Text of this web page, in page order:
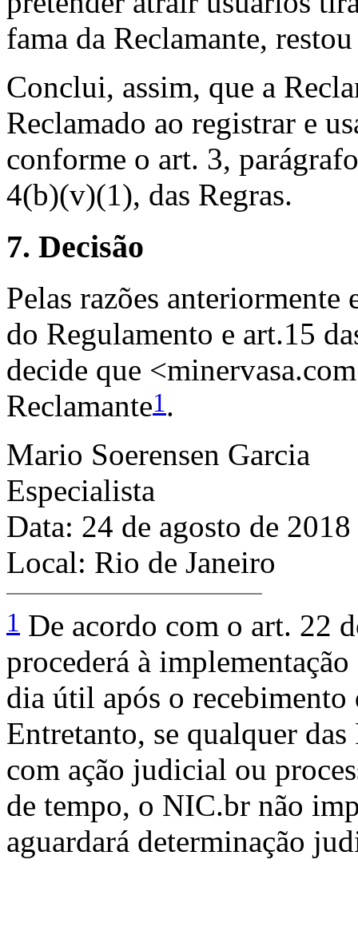
fama da Reclamante,
Conclui, assim, que a
Reclamado ao registrar e
conforme o art. 3,
4(b)(v)(1), das Regras.
7. Decisão
Pelas razões
do Regulamento e art.15
decide que
Reclamante1.
Mario Soerensen Garcia
Especialista
Data: 24 de agosto de 2018
Local: Rio de Janeiro
1 De acordo com o art. 22
procederá à
dia útil após o
Entretanto, se qualquer
com ação judicial ou
de tempo, o NIC.br não
aguardará determinação